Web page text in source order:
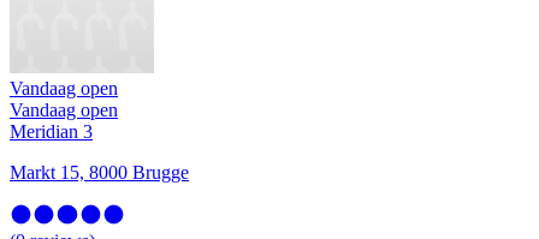
Vandaag open
Vandaag open
Meridian 3
Markt 15, 8000 Brugge